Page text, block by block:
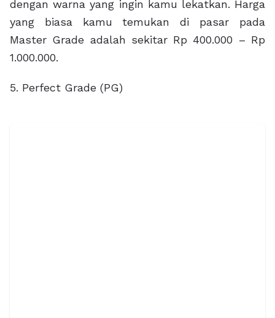
dengan warna yang ingin kamu lekatkan. Harga
yang biasa kamu temukan di pasar pada
Master Grade adalah sekitar Rp 400.000 – Rp
1.000.000.
5. Perfect Grade (PG)